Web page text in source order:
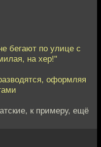
бегают по улице с
на хер!"
оформляя
к примеру, ещё